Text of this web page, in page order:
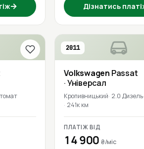
→ Дізнатись
2011
Volkswagen Passat
· Універсал
Кропивницький 2.0 Дизель
241к км
ПЛАТІЖ ВІД
14 900₴/міс